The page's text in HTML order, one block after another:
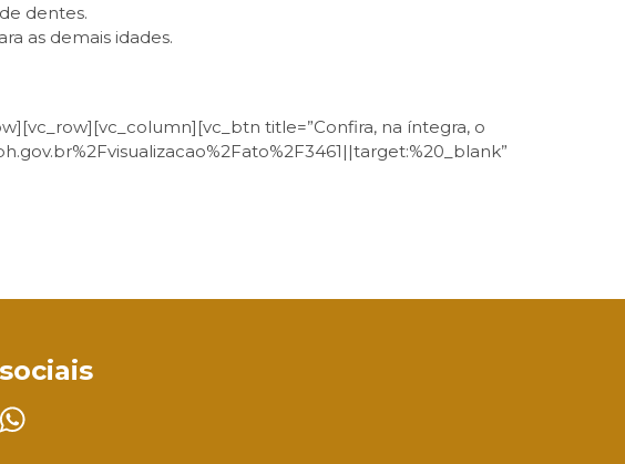
dentes.
as demais idades.
title=”Confira, na íntegra, o